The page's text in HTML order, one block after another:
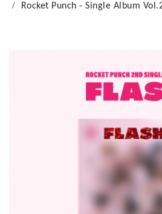
Rocket Punch - Single Album Vol.2